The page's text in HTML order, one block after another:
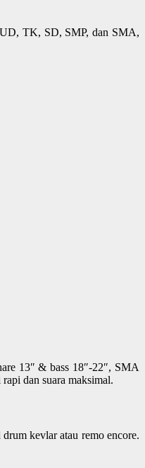
TK, SD, SMP, dan SMA,
13″ & bass 18″-22″, SMA
dan suara maksimal.
kevlar atau remo encore.